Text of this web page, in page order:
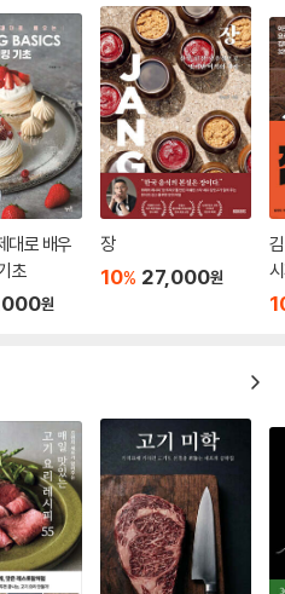
수록 머릿속으로 느껴지는 맛은 달라
책을 통해 ‘자주 먹지만 잘 몰랐던’ 돼
발견하길 바란다.
대로 배우
초
원
장
10% 27,000원